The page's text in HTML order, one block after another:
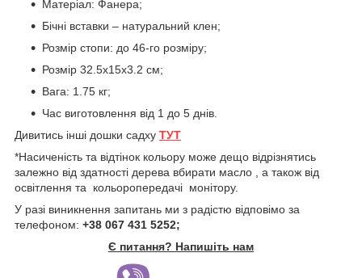
Матеріал: Фанера;
Бічні вставки – натуральний клен;
Розмір стопи: до 46-го розміру;
Розмір 32.5х15х3.2 см;
Вага: 1.75 кг;
Час виготовлення від 1 до 5 днів.
Дивитись інші дошки садху ТУТ
*Насиченість та відтінок кольору може дещо відрізнятись
залежно від здатності дерева вбирати масло , а також від
освітлення та кольоропередачі монітору.
У разі виникнення запитань ми з радістю відповімо за
телефоном: +38 067 431 5252;
Є питання? Напишіть нам